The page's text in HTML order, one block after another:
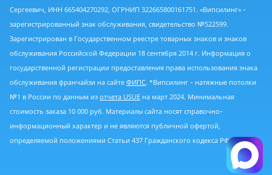
Сергеевич, ИНН 665404270292, ОГРНИП 322665800161751. «Випсилинг» -
зарегистрированный знак обслуживания, свидетельство №522599.
Зарегистрирован в Государственном реестре товарных знаков и знаков
обслуживания Российской Федерации 18 сентября 2014 г. Информация о
государственной регистрации предоставления права использования знака
обслуживания франчайзи на сайте ФИПС. *Випсилинг - натяжные потолки
№1 в России по данным из отчета USUE на март 2024. Минимальная
стоимость заказа 10 000 руб. Материалы сайта носят справочно-
информационный характер и не являются публичной офертой,
определяемой положениями Статьи 437 Гражданского кодекса РФ.